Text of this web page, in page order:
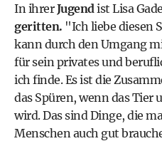
In ihrerJugend ist Lisa
geritten. "Ich liebe diesen
kann durch den Umgang
für sein privates und
ich finde. Es ist die
das Spüren, wenn das Tier
wird. Das sind Dinge, die
Menschen auch gut